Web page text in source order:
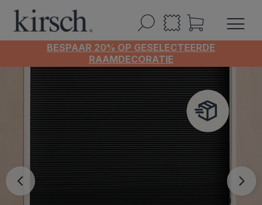
BESPAAR 20% OP GESELECTEERDE
RAAMDECORATIE